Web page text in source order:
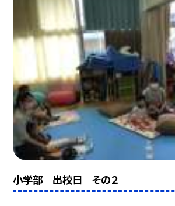
小学部 出校日 その２